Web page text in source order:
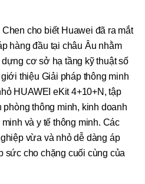
cho biết Huawei đã ra mắt
hàng đầu tại châu Âu nhằm
cơ sở hạ tầng kỹ thuật số
thiệu Giải pháp thông minh
HUAWEI eKit 4+10+N, tập
thông minh, kinh doanh
và y tế thông minh. Các
vừa và nhỏ dễ dàng áp
sức cho chặng cuối cùng của